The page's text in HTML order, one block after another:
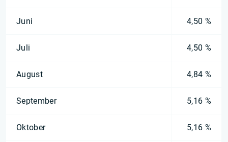
Juni 4,50 %
Juli 4,50 %
August 4,84 %
September 5,16 %
Oktober 5,16 %